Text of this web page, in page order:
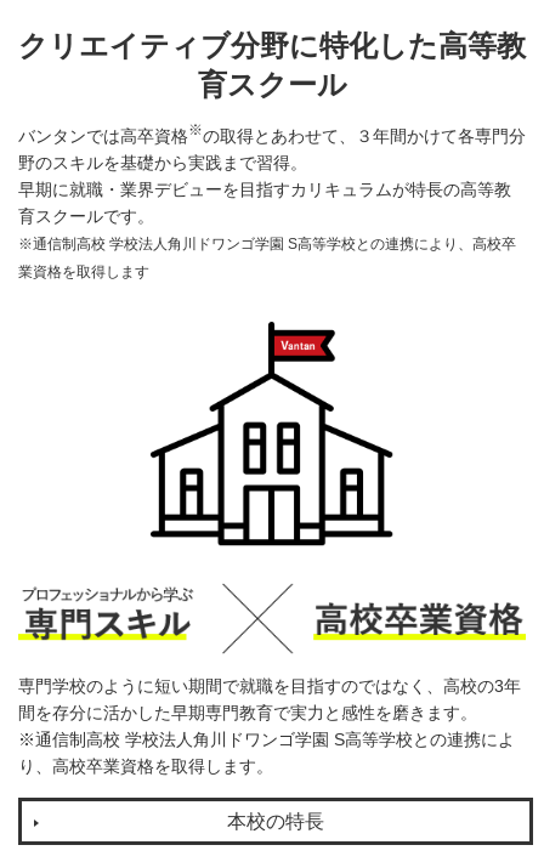
クリエイティブ分野に特化した高等教
育スクール
バンタンでは高卒資格※の取得とあわせて、３年間かけて各専門分
野のスキルを基礎から実践まで習得。
早期に就職・業界デビューを目指すカリキュラムが特長の高等教
育スクールです。
※通信制高校 学校法人角川ドワンゴ学園 S高等学校との連携により、高校卒
業資格を取得します
専門学校のように短い期間で就職を目指すのではなく、高校の3年
間を存分に活かした早期専門教育で実力と感性を磨きます。
※通信制高校 学校法人角川ドワンゴ学園 S高等学校との連携によ
り、高校卒業資格を取得します。
本校の特長